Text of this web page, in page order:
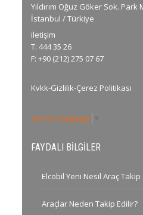
Yıldırım Oğuz Göker Sok.
İstanbul / Türkiye
iletişim
T: 444 35 26
F: +90 (212) 275 07 67
Kvkk-Gizlilik-Çerez Politikası
Select Language
FAYDALI BILGILER
Elcobil Yeni Nesil Araç Takip
Araçlar Neden Takip Edilir?